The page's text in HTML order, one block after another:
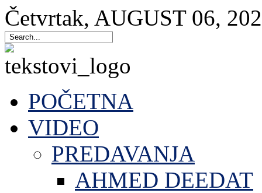
Četvrtak, AUGUST 06,
POČETNA
VIDEO
PREDAVANJA
AHMED DEEDAT